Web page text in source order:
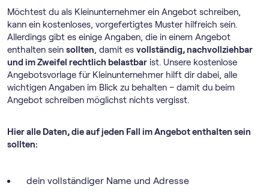
Möchtest du als Kleinunternehmer ein Angebot schreiben,
kann ein kostenloses, vorgefertigtes Muster hilfreich sein.
Allerdings gibt es einige Angaben, die in einem Angebot
enthalten sein sollten, damit es vollständig, nachvollziehbar
und im Zweifel rechtlich belastbar ist. Unsere kostenlose
Angebotsvorlage für Kleinunternehmer hilft dir dabei, alle
wichtigen Angaben im Blick zu behalten – damit du beim
Angebot schreiben möglichst nichts vergisst.
Hier alle Daten, die auf jeden Fall im Angebot enthalten sein
sollten:
dein vollständiger Name und Adresse